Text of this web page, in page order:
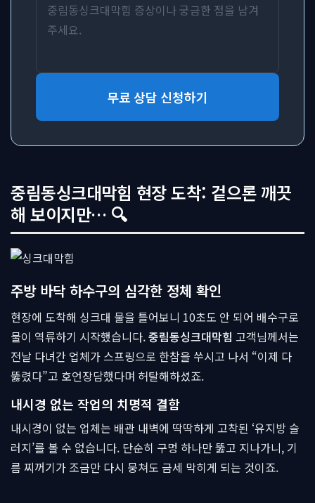
무료 상담 신청하기
중림동싱크대막힘 현장 도착: 겉으론 깨끗
해 보이지만… 🔍
주방 바닥 하수구의 심각한 정체 확인
현장에 도착해 싱크대 물을 틀어보니 10초도 안 되어 배수구로
물이 역류하기 시작했습니다.중림동싱크대막힘 고객님께서는
전날 다녀간 업체가 스프링으로 한참을 쑤시고 나서 “이제 다
뚫렸다”고 호언장담했다며 허탈해하셨죠.
내시경 없는 작업의 치명적 결함
내시경이 없는 업체는 배관 내벽에 딱딱하게 고착된 ‘유지방 슬
러지’를 볼 수 없습니다. 단순히 구멍 하나만 뚫고 지나가니, 기
름 찌꺼기가 조금만 다시 뭉쳐도 금세 막히게 되는 것이죠.